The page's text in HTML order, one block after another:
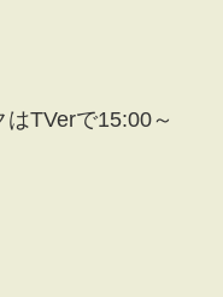
TVerで15:00～